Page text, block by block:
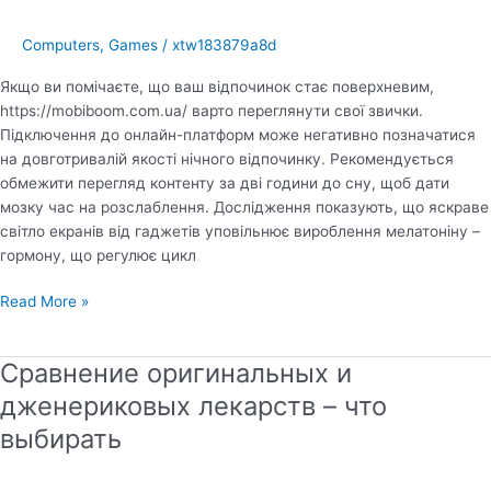
впливComputers, Games / xtw183879a8d
Якщо ви помічаєте, що ваш відпочинок стає поверхневим,
https://mobiboom.com.ua/ варто переглянути свої звички.
Підключення до онлайн-платформ може негативно позначатися
на довготривалій якості нічного відпочинку. Рекомендується
обмежити перегляд контенту за дві години до сну, щоб дати
мозку час на розслаблення. Дослідження показують, що яскраве
світло екранів від гаджетів уповільнює вироблення мелатоніну –
гормону, що регулює цикл
Вплив
на
якість
сну
сучасних
Read More »
Сравнение оригинальных и
дженериковых лекарств – что
выбирать